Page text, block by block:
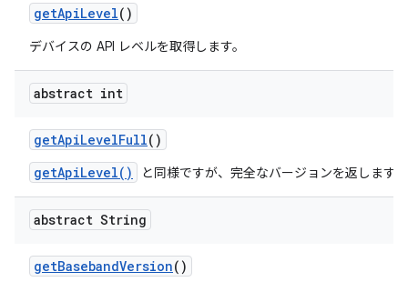
getApiLevel()
デバイスの API レベルを取得します。
abstract int
getApiLevelFull()
getApiLevel()
と同様ですが、完全なバージョンを返します。
abstract String
getBasebandVersion()